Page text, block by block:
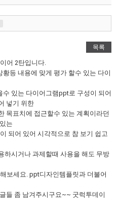
목록
어 2탄입니다.
등 내용에 맞게 평가 할수 있는 다이
있는 다이어그램ppt로 구성이 되어
넣기 위한
목표치에 접근할수 있는 계획이라던
는
되어 있어 시각적으로 참 보기 쉽고
하시거나 과제할때 사용을 해도 무방
보세요. ppt디자인템플릿과 더불어
들 좀 남겨주시구요~~ 굿럭투데이